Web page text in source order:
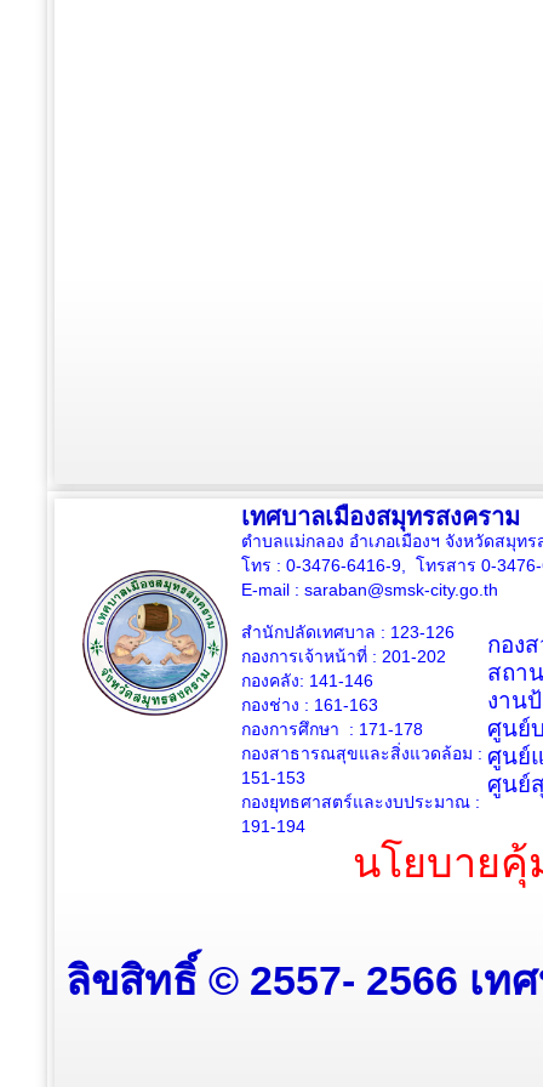
เทศบาลเมืองสมุทรสงคราม
ตำบลแม่กลอง อำเภอเมืองฯ จังหวัดสมุท
โทร : 0-3476-6416-9, โทรสาร 0-
E-mail : saraban@smsk-city.go.th
สำนักปลัดเทศบาล : 123-126
กองการเจ้าหน้าที่ : 201-202
กองคลัง: 141-146
กองช่าง : 161-163
กองการศึกษา : 171-178
กองสาธารณสุขและสิ่งแวดล้อม :
151-153
กองยุทธศาสตร์และงบประมาณ :
191-194
กอง
สถา
งาน
ศูนย์
ศูนย์
ศูนย์
นโยบาย
ลิขสิทธิ์ © 2557- 2566 เท